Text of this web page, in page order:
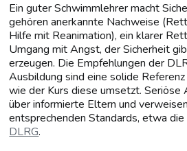
Ein guter Schwimmlehrer macht
gehören anerkannte Nachweise
Hilfe mit Reanimation), ein klarer
Umgang mit Angst, der Sicherheit
erzeugen. Die Empfehlungen der
Ausbildung sind eine solide Referenz
wie der Kurs diese umsetzt. Seriöse
über informierte Eltern und
entsprechenden Standards, etwa
DLRG.